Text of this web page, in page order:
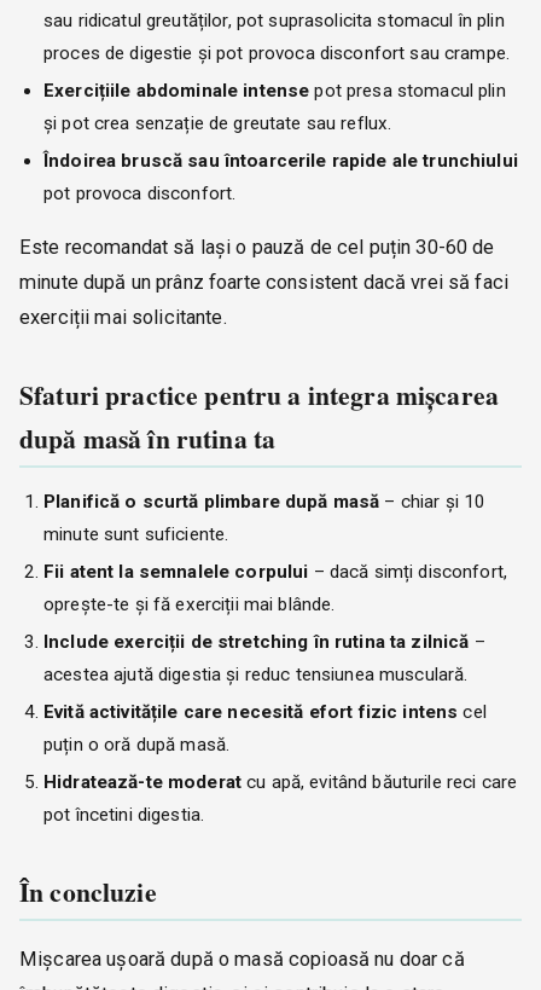
sau ridicatul greutăților, pot suprasolicita stomacul în plin
proces de digestie și pot provoca disconfort sau crampe.
Exercițiile abdominale intense pot presa stomacul plin
și pot crea senzație de greutate sau reflux.
Îndoirea bruscă sau întoarcerile rapide ale trunchiului
pot provoca disconfort.
Este recomandat să lași o pauză de cel puțin 30-60 de
minute după un prânz foarte consistent dacă vrei să faci
exerciții mai solicitante.
Sfaturi practice pentru a integra mișcarea
după masă în rutina ta
Planifică o scurtă plimbare după masă – chiar și 10
minute sunt suficiente.
Fii atent la semnalele corpului – dacă simți disconfort,
oprește-te și fă exerciții mai blânde.
Include exerciții de stretching în rutina ta zilnică –
acestea ajută digestia și reduc tensiunea musculară.
Evită activitățile care necesită efort fizic intens cel
puțin o oră după masă.
Hidratează-te moderat cu apă, evitând băuturile reci care
pot încetini digestia.
În concluzie
Mișcarea ușoară după o masă copioasă nu doar că